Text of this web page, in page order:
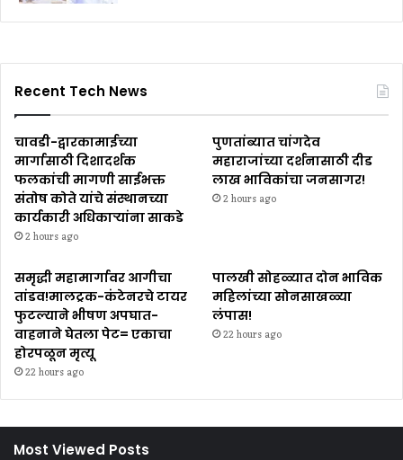
Recent Tech News
चावडी-द्वारकामाईच्या
मार्गासाठी दिशादर्शक
फलकांची मागणी साईभक्त
संतोष कोते यांचे संस्थानच्या
कार्यकारी अधिकाऱ्यांना साकडे
2 hours ago
पुणतांब्यात चांगदेव
महाराजांच्या दर्शनासाठी दीड
लाख भाविकांचा जनसागर!
2 hours ago
समृद्धी महामार्गावर आगीचा
तांडव!मालट्रक-कंटेनरचे टायर
फुटल्याने भीषण अपघात-
वाहनाने घेतला पेट= एकाचा
होरपळून मृत्यू
22 hours ago
पालखी सोहळ्यात दोन भाविक
महिलांच्या सोनसाखळ्या
लंपास!
22 hours ago
Most Viewed Posts